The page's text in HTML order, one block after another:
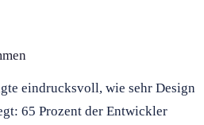
eindrucksvoll, wie sehr Design
65 Prozent der Entwickler